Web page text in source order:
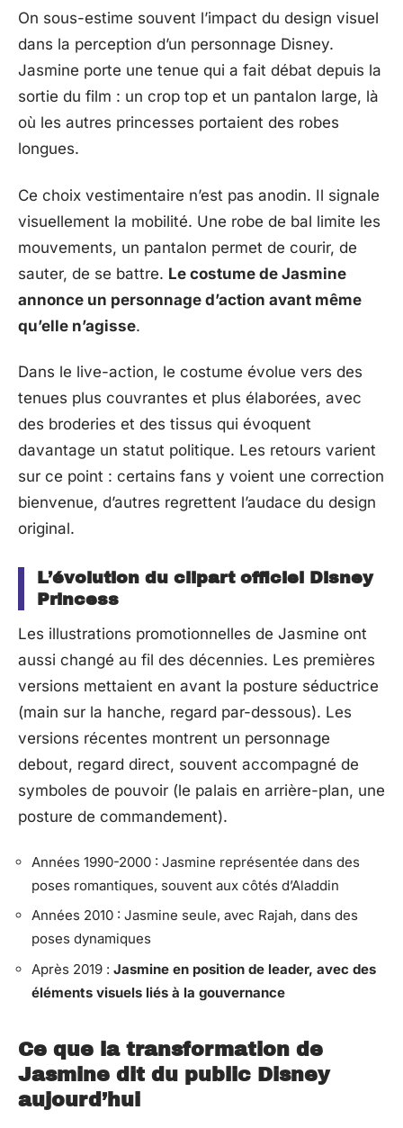
On sous-estime souvent l’impact du design visuel
dans la perception d’un personnage Disney.
Jasmine porte une tenue qui a fait débat depuis la
sortie du film : un crop top et un pantalon large, là
où les autres princesses portaient des robes
longues.
Ce choix vestimentaire n’est pas anodin. Il signale
visuellement la mobilité. Une robe de bal limite les
mouvements, un pantalon permet de courir, de
sauter, de se battre. Le costume de Jasmine
annonce un personnage d’action avant même
qu’elle n’agisse.
Dans le live-action, le costume évolue vers des
tenues plus couvrantes et plus élaborées, avec
des broderies et des tissus qui évoquent
davantage un statut politique. Les retours varient
sur ce point : certains fans y voient une correction
bienvenue, d’autres regrettent l’audace du design
original.
L’évolution du clipart officiel Disney
Princess
Les illustrations promotionnelles de Jasmine ont
aussi changé au fil des décennies. Les premières
versions mettaient en avant la posture séductrice
(main sur la hanche, regard par-dessous). Les
versions récentes montrent un personnage
debout, regard direct, souvent accompagné de
symboles de pouvoir (le palais en arrière-plan, une
posture de commandement).
Années 1990-2000 : Jasmine représentée dans des
poses romantiques, souvent aux côtés d’Aladdin
Années 2010 : Jasmine seule, avec Rajah, dans des
poses dynamiques
Après 2019 : Jasmine en position de leader, avec des
éléments visuels liés à la gouvernance
Ce que la transformation de
Jasmine dit du public Disney
aujourd’hui